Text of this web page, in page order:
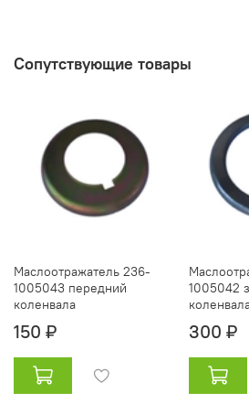
Сопутствующие товары
Маслоотражатель 236-
1005043 передний
коленвала
150 ₽
1005042
300 ₽